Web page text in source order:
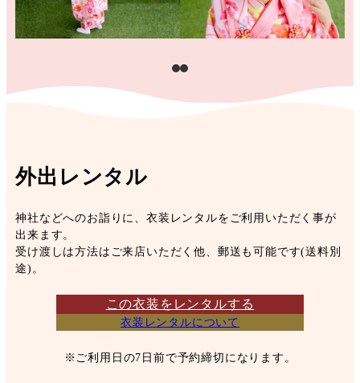
外出レンタル
神社などへのお詣りに、衣装レンタルをご利用いただく事が
出来ます。
受け渡しは方法はご来店いただく他、郵送も可能です(送料別
途)。
この衣装をレンタルする
衣装レンタルについて
※ご利用日の7日前で予約締切になります。